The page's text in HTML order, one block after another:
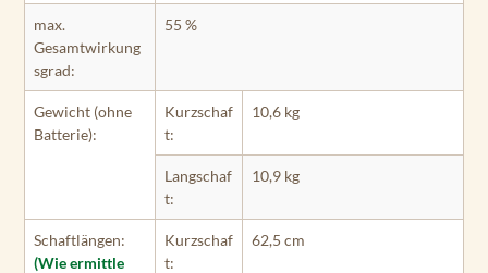
max.
Gesamtwirkung
sgrad:
55 %
Gewicht (ohne
Batterie):
Kurzschaf
t:
10,6 kg
Langschaf
t:
10,9 kg
Schaftlängen:
(Wie ermittle
Kurzschaf
t:
62,5 cm